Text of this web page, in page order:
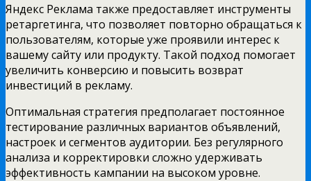
Яндекс Реклама также предоставляет инструменты
ретаргетинга, что позволяет повторно обращаться к
пользователям, которые уже проявили интерес к
вашему сайту или продукту. Такой подход помогает
увеличить конверсию и повысить возврат
инвестиций в рекламу.
Оптимальная стратегия предполагает постоянное
тестирование различных вариантов объявлений,
настроек и сегментов аудитории. Без регулярного
анализа и корректировки сложно удерживать
эффективность кампании на высоком уровне.